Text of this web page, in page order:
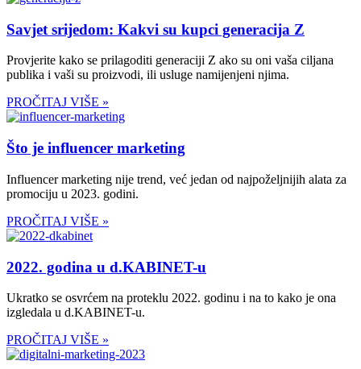
Savjet srijedom: Kakvi su kupci generacija Z
Provjerite kako se prilagoditi generaciji Z ako su oni vaša ciljana
publika i vaši su proizvodi, ili usluge namijenjeni njima.
PROČITAJ VIŠE »
Što je influencer marketing
Influencer marketing nije trend, već jedan od najpoželjnijih alata za
promociju u 2023. godini.
PROČITAJ VIŠE »
2022. godina u d.KABINET-u
Ukratko se osvrćem na proteklu 2022. godinu i na to kako je ona
izgledala u d.KABINET-u.
PROČITAJ VIŠE »